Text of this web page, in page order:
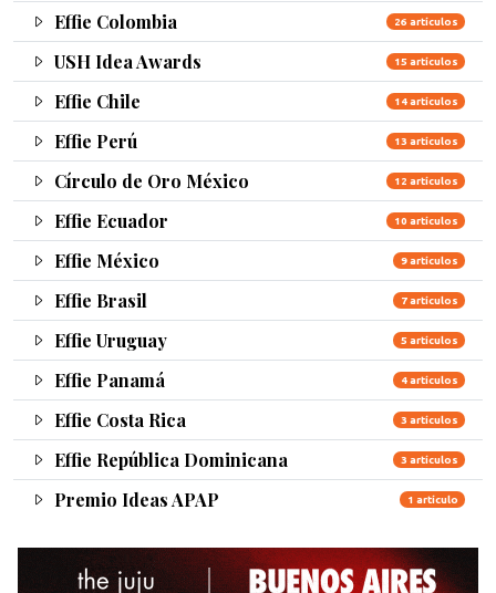
Effie Colombia 26 artículos
USH Idea Awards 15 artículos
Effie Chile 14 artículos
Effie Perú 13 artículos
Círculo de Oro México 12 artículos
Effie Ecuador 10 artículos
Effie México 9 artículos
Effie Brasil 7 artículos
Effie Uruguay 5 artículos
Effie Panamá 4 artículos
Effie Costa Rica 3 artículos
Effie República Dominicana 3 artículos
Premio Ideas APAP 1 artículo